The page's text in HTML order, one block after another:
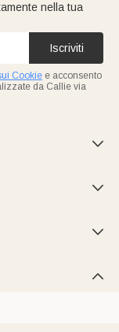
nella tua
Iscriviti
Cookie e acconsento
da Callie via



